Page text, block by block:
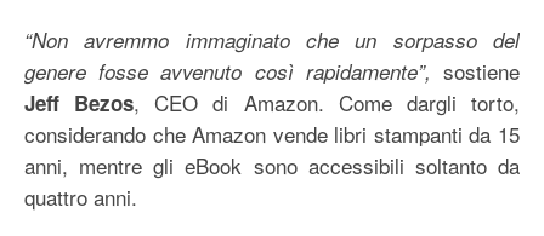
“Non avremmo immaginato che un sorpasso del
genere fosse avvenuto così rapidamente”, sostiene
Jeff Bezos, CEO di Amazon. Come dargli torto,
considerando che Amazon vende libri stampanti da 15
anni, mentre gli eBook sono accessibili soltanto da
quattro anni.